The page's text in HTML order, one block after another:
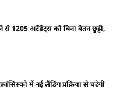
से 1205 अटेंडेंट्स को बिना वेतन छुट्टी,
में नई लैंडिंग प्रक्रिया से घटेगी